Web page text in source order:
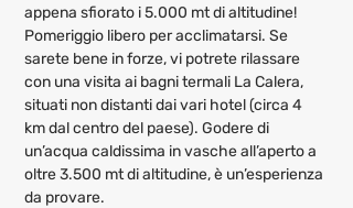
appena sfiorato i 5.000 mt di altitudine!
Pomeriggio libero per acclimatarsi. Se
sarete bene in forze, vi potrete rilassare
con una visita ai bagni termali La Calera,
situati non distanti dai vari hotel (circa 4
km dal centro del paese). Godere di
un’acqua caldissima in vasche all’aperto a
oltre 3.500 mt di altitudine, è un’esperienza
da provare.